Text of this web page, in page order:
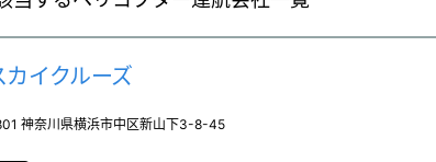
カイクルーズ
神奈川県横浜市中区新山下3-8-45